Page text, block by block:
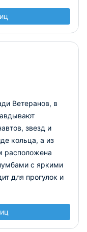
Ветеранов, в
звезд и
кольца, а из
расположена
с яркими
для прогулок и